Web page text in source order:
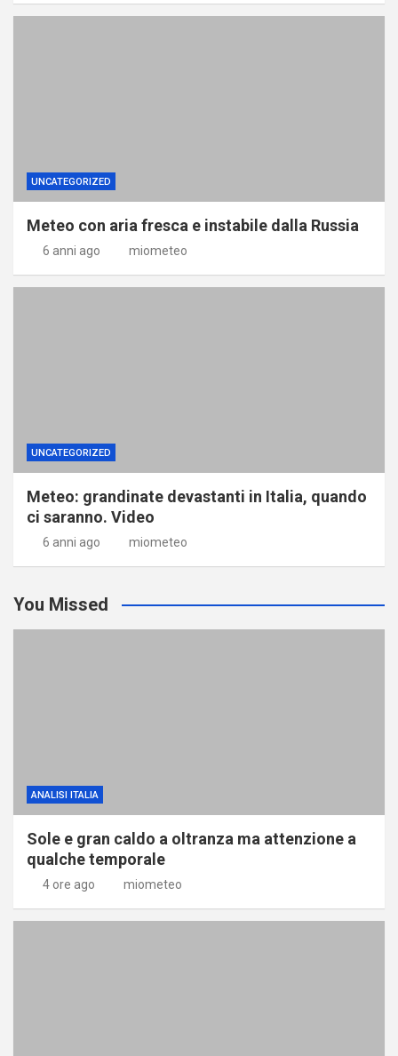
UNCATEGORIZED
Meteo con aria fresca e instabile dalla Russia
6 anni ago miometeo
UNCATEGORIZED
Meteo: grandinate devastanti in Italia, quando
ci saranno. Video
6 anni ago miometeo
You Missed
ANALISI ITALIA
Sole e gran caldo a oltranza ma attenzione a
qualche temporale
4 ore ago miometeo